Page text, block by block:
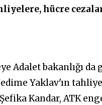
hücre
Adalet bakanlığı
Yaklav'ın
Kandar, ATK